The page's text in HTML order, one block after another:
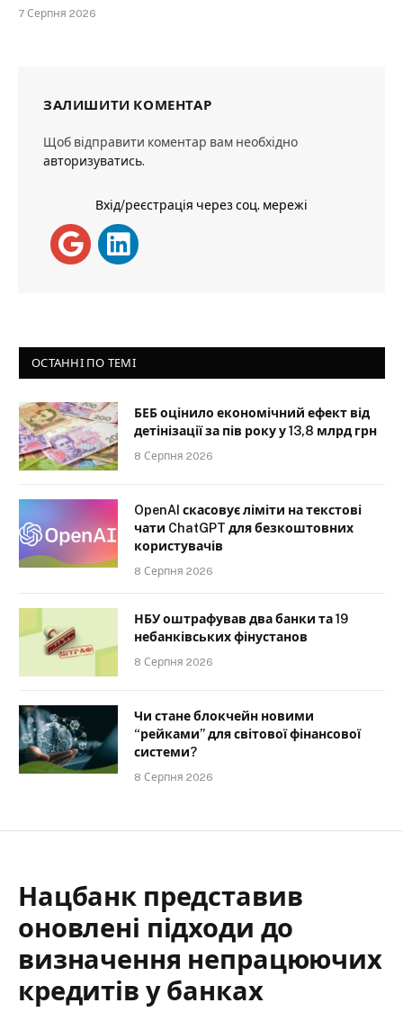
7 Серпня 2026
ЗАЛИШИТИ КОМЕНТАР
Щоб відправити коментар вам необхідно
авторизуватись.
Вхід/реєстрація через соц. мережі
ОСТАННІ ПО ТЕМІ
БЕБ оцінило економічний ефект від
детінізації за пів року у 13,8 млрд грн
8 Серпня 2026
OpenAI скасовує ліміти на текстові
чати ChatGPT для безкоштовних
користувачів
8 Серпня 2026
НБУ оштрафував два банки та 19
небанківських фінустанов
8 Серпня 2026
Чи стане блокчейн новими
“рейками” для світової фінансової
системи?
8 Серпня 2026
Нацбанк представив
оновлені підходи до
визначення непрацюючих
кредитів у банках